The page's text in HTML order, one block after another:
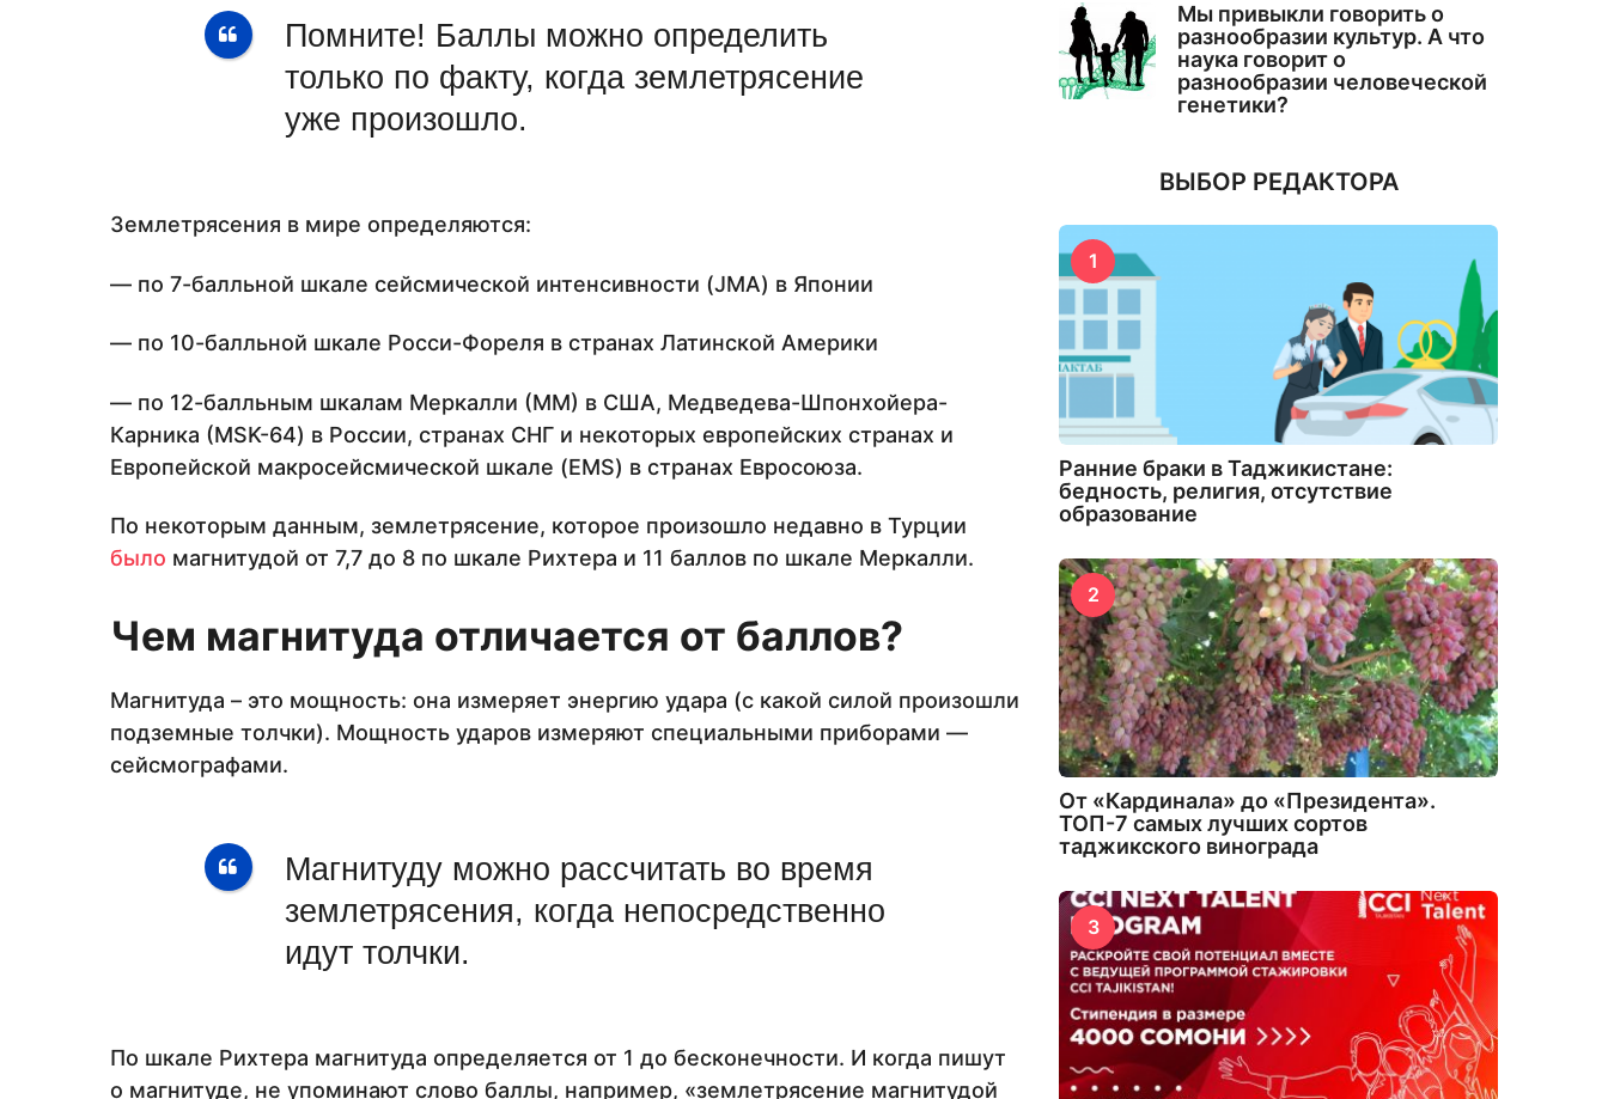
Помните! Баллы можно определить
только по факту, когда землетрясение
уже произошло.
Землетрясения в мире определяются:
— по 7-балльной шкале сейсмической интенсивности (JMA) в Японии
— по 10-балльной шкале Росси-Фореля в странах Латинской Америки
— по 12-балльным шкалам Меркалли (ММ) в США, Медведева-Шпонхойера-
Карника (МSK-64) в России, странах СНГ и некоторых европейских странах и
Европейской макросейсмической шкале (EMS) в странах Евросоюза.
По некоторым данным, землетрясение, которое произошло недавно в Турции
было магнитудой от 7,7 до 8 по шкале Рихтера и 11 баллов по шкале Меркалли.
Чем магнитуда отличается от баллов?
Магнитуда – это мощность: она измеряет энергию удара (с какой силой произошли
подземные толчки). Мощность ударов измеряют специальными приборами —
сейсмографами.
Магнитуду можно рассчитать во время
землетрясения, когда непосредственно
идут толчки.
По шкале Рихтера магнитуда определяется от 1 до бесконечности. И когда пишут
о магнитуде, не упоминают слово баллы, например, «землетрясение магнитудой
Мы привыкли говорить о
разнообразии культур. А что
наука говорит о
разнообразии человеческой
генетики?
ВЫБОР РЕДАКТОРА
1
Ранние браки в Таджикистане:
бедность, религия, отсутствие
образование
2
От «Кардинала» до «Президента».
ТОП-7 самых лучших сортов
таджикского винограда
3